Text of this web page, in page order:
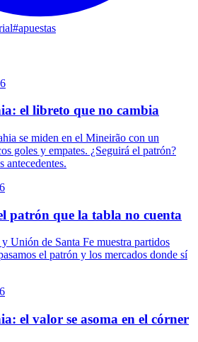
#apuestas
el libreto que no cambia
se miden en el Mineirão con un
goles y empates. ¿Seguirá el patrón?
antecedentes.
patrón que la tabla no cuenta
Unión de Santa Fe muestra partidos
el patrón y los mercados donde sí
el valor se asoma en el córner